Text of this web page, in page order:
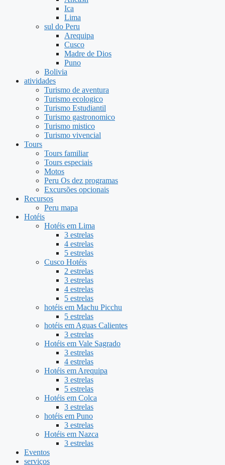
Ica
Lima
sul do Peru
Arequipa
Cusco
Madre de Dios
Puno
Bolivia
atividades
Turismo de aventura
Turismo ecologico
Turismo Estudiantil
Turismo gastronomico
Turismo mistico
Turismo vivencial
Tours
Tours familiar
Tours especiais
Motos
Peru Os dez programas
Excursões opcionais
Recursos
Peru mapa
Hotéis
Hotéis em Lima
3 estrelas
4 estrelas
5 estrelas
Cusco Hotéis
2 estrelas
3 estrelas
4 estrelas
5 estrelas
hotéis em Machu Picchu
5 estrelas
hotéis em Aguas Calientes
3 estrelas
Hotéis em Vale Sagrado
3 estrelas
4 estrelas
Hotéis em Arequipa
3 estrelas
5 estrelas
Hotéis em Colca
3 estrelas
hotéis em Puno
3 estrelas
Hotéis em Nazca
3 estrelas
Eventos
serviços